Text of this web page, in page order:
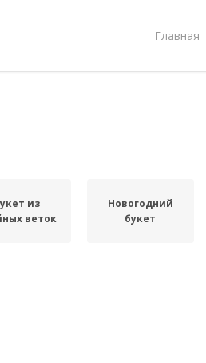
Главная
из
веток
Новогодний
букет